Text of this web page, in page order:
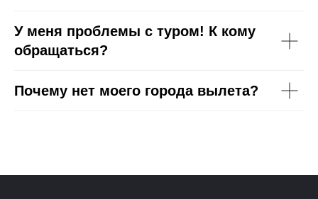
У меня проблемы с туром! К кому
обращаться?
Почему нет моего города вылета?